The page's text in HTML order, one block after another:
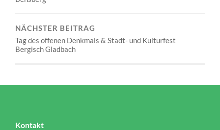
NÄCHSTER BEITRAG
Tag des offenen Denkmals & Stadt- und Kulturfest
Bergisch Gladbach
Kontakt